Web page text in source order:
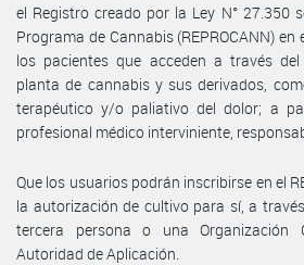
el Registro creado por la Ley N° 27.350
Programa de Cannabis (REPROCANN)
los pacientes que acceden a través
planta de cannabis y sus derivados,
terapéutico y/o paliativo del dolor; a
profesional médico interviniente,
Que los usuarios podrán inscribirse en el
la autorización de cultivo para sí, a
tercera persona o una Organización
Autoridad de Aplicación.